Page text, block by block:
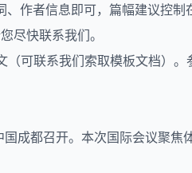
作者信息即可，篇幅建议控制
尽快联系我们。
可联系我们索取模板文档）。
成都召开。本次国际会议聚